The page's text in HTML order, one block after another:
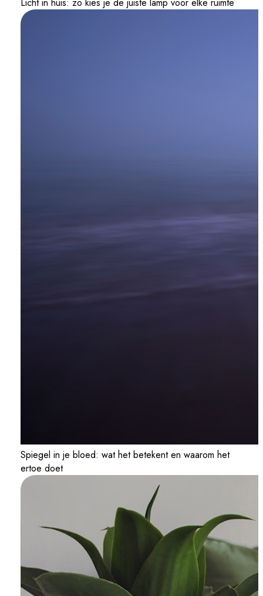
Spiegel in je bloed: wat het betekent en waarom het
ertoe doet